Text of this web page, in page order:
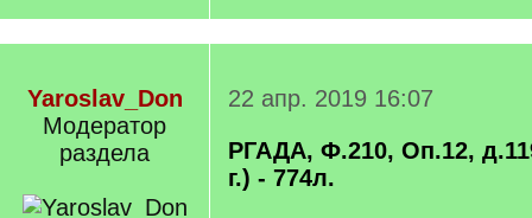
Yaroslav_Don
Модератор
раздела
22 апр. 2019 16:07
РГАДА, Ф.210, Оп.12,
г.) - 774л.